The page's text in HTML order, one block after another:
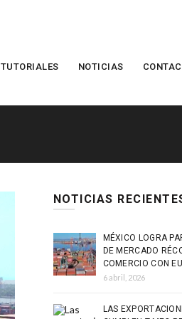
TUTORIALES NOTICIAS
NOTICIAS
MÉXICO LOGRA
DE MERCADO
COMERCIO CON
6 abril, 2026
LAS